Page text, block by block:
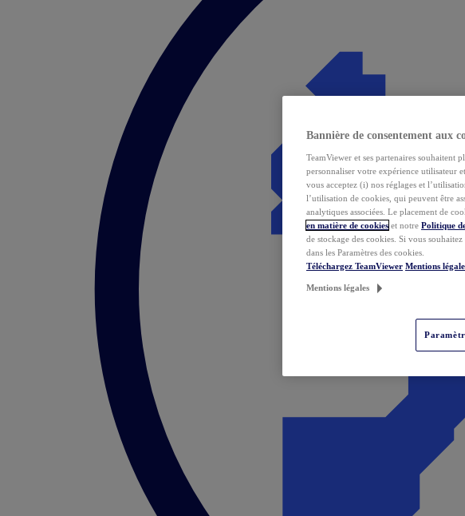
Bannière de consentement aux
TeamViewer et ses partenaires souhaitent
personnaliser votre expérience utilisateur
vous acceptez (i) nos réglages et
l’utilisation de cookies, qui peuvent être
analytiques associées. Le placement de
en matière de cookies et notre Politique
de stockage des cookies. Si vous
dans les Paramètres des cookies.
Téléchargez TeamViewer Mentions
Mentions légales